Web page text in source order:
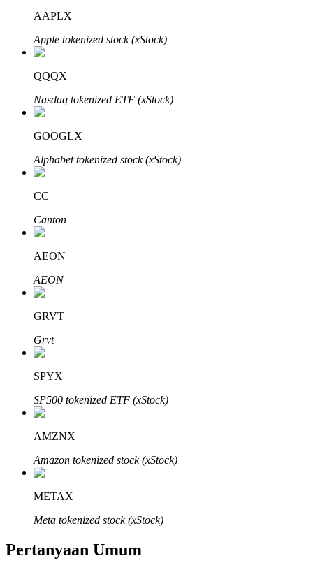
Pelajari Staking
Pelajari tentang mendapatkan penghasilan pasif
Bitrue
Mitra Bitrue
Hingga 65% Komisi!
AAPLX
Apple tokenized stock (xStock)
QQQX
Nasdaq tokenized ETF (xStock)
GOOGLX
Alphabet tokenized stock (xStock)
CC
Canton
AEON
AEON
GRVT
Grvt
SPYX
SP500 tokenized ETF (xStock)
AMZNX
Amazon tokenized stock (xStock)
METAX
Meta tokenized stock (xStock)
Pertanyaan Umum